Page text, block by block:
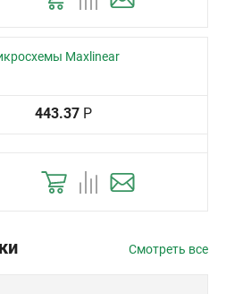
Maxlinear
443.37 Р
Смотреть все